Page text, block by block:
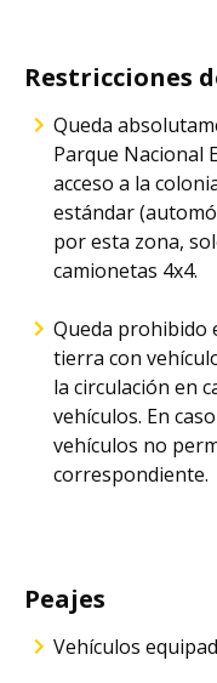
Restricciones
Queda
Parque Nacional
acceso a la
estándar
por esta zona,
camionetas 4x4.
Queda prohibido
tierra con
la circulación en
vehículos. En
vehículos no
correspondiente.
Peajes
Vehículos